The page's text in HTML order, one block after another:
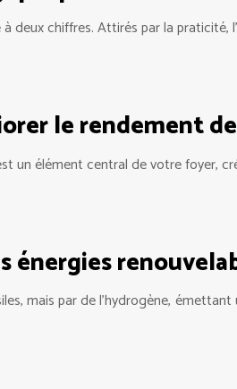
deux chiffres. Attirés par la
le rendement
un élément central de votre foyer,
mais par de l’hydrogène,